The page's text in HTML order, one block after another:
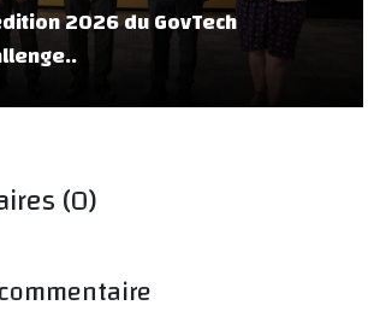
2026 du GovTech
(0)